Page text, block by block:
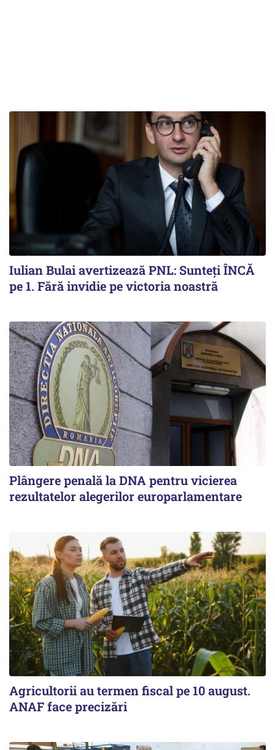
Iulian Bulai avertizează PNL: Sunteți ÎNCĂ
pe 1. Fără invidie pe victoria noastră
Plângere penală la DNA pentru vicierea
rezultatelor alegerilor europarlamentare
Agricultorii au termen fiscal pe 10 august.
ANAF face precizări